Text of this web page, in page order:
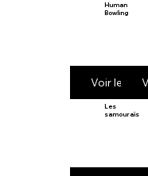
Human
Bowling
Voir le
Les
samouraïs